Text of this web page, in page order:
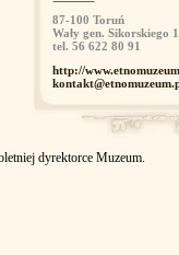
87-100 Toruń
Wały gen. Sikorskiego
tel. 56 622 80 91
http://
dyrektorce Muzeum.